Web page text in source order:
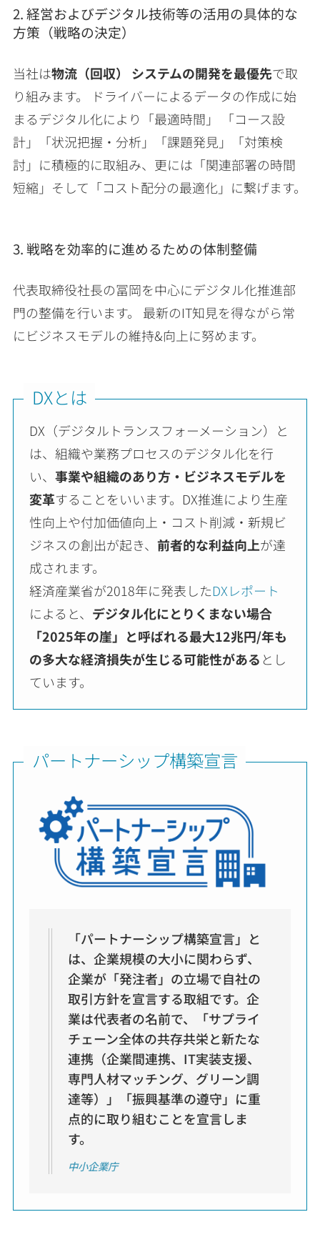
2. 経営およびデジタル技術等の活用の具体的な
方策（戦略の決定）
当社は物流（回収） システムの開発を最優先で取
り組みます。 ドライバーによるデータの作成に始
まるデジタル化により「最適時間」 「コース設
計」「状況把握・分析」「課題発見」「対策検
討」に積極的に取組み、更には「関連部署の時間
短縮」そして「コスト配分の最適化」に繋げます。
3. 戦略を効率的に進めるための体制整備
代表取締役社長の冨岡を中心にデジタル化推進部
門の整備を行います。 最新のIT知見を得ながら常
にビジネスモデルの維持&向上に努めます。
DXとは
DX（デジタルトランスフォーメーション）と
は、組織や業務プロセスのデジタル化を行
い、事業や組織のあり方・ビジネスモデルを
変革することをいいます。DX推進により生産
性向上や付加価値向上・コスト削減・新規ビ
ジネスの創出が起き、前者的な利益向上が達
成されます。
経済産業省が2018年に発表したDXレポート
によると、 デジタル化にとりくまない場合
「2025年の崖」と呼ばれる最大12兆円/年も
の多大な経済損失が生じる可能性があるとし
ています。
パートナーシップ構築宣言
「パートナーシップ構築宣言」と
は、企業規模の大小に関わらず、
企業が「発注者」の立場で自社の
取引方針を宣言する取組です。企
業は代表者の名前で、「サプライ
チェーン全体の共存共栄と新たな
連携（企業間連携、IT実装支援、
専門人材マッチング、グリーン調
達等）」「振興基準の遵守」に重
点的に取り組むことを宣言しま
す。
中小企業庁